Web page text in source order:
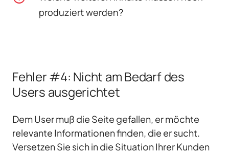
produziert werden?
Fehler #4: Nicht am Bedarf des
Users ausgerichtet
Dem User muß die Seite gefallen, er möchte
relevante Informationen finden, die er sucht.
Versetzen Sie sich in die Situation Ihrer Kunden